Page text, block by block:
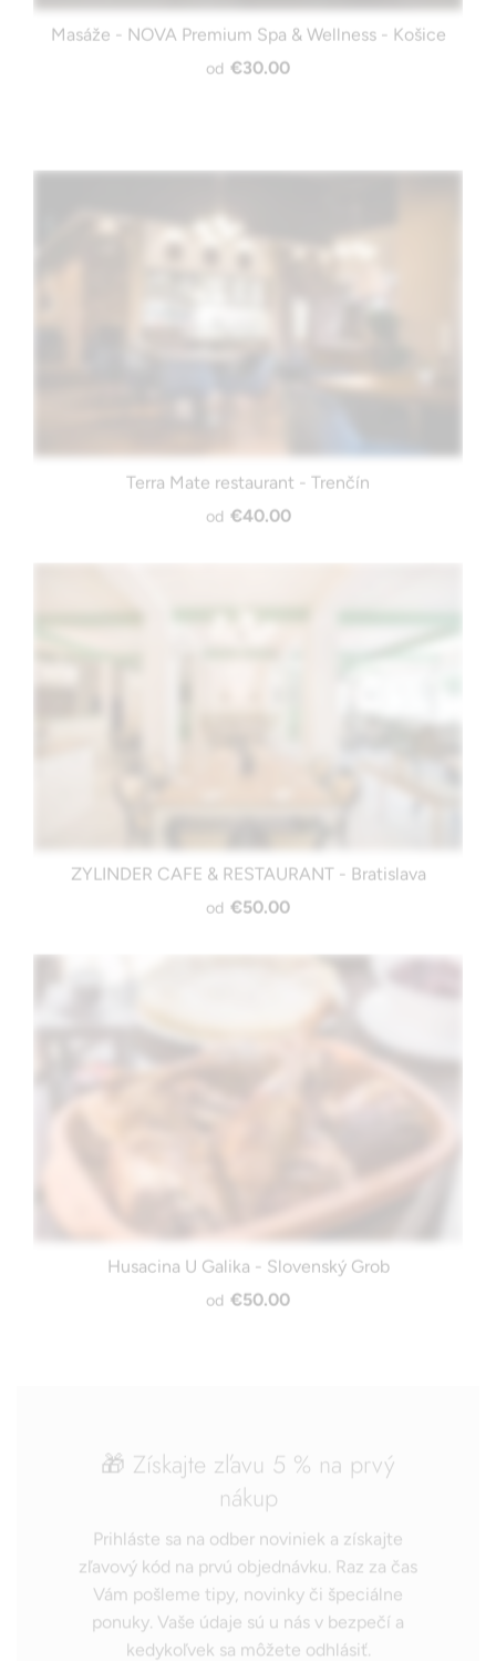
od €30.00
od €40.00
od €50.00
Husacina U Galika - Slovenský Grob
od €50.00
🎁 Získajte zľavu 5 % na prvý
nákup
Prihláste sa na odber noviniek a získajte
zľavový kód na prvú objednávku. Raz za čas
Vám pošleme tipy, novinky či špeciálne
ponuky. Vaše údaje sú u nás v bezpečí a
kedykoľvek sa môžete odhlásiť.